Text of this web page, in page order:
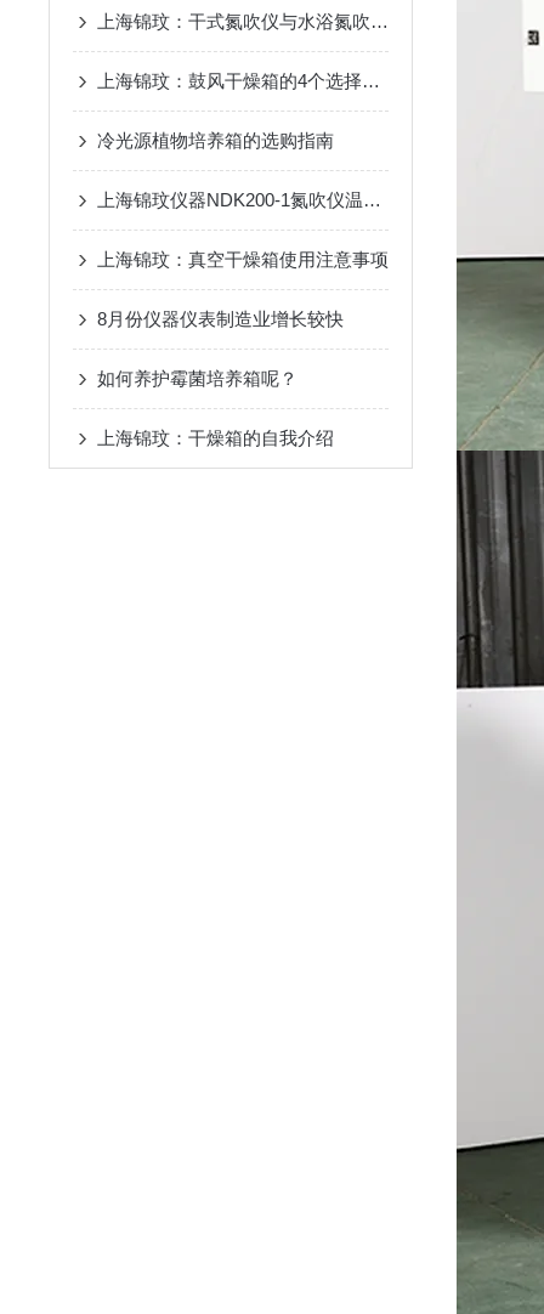
上海锦玟：干式氮吹仪与水浴氮吹仪的区别
上海锦玟：鼓风干燥箱的4个选择技巧
冷光源植物培养箱的选购指南
上海锦玟仪器NDK200-1氮吹仪温度校准操作
上海锦玟：真空干燥箱使用注意事项
8月份仪器仪表制造业增长较快
如何养护霉菌培养箱呢？
上海锦玟：干燥箱的自我介绍